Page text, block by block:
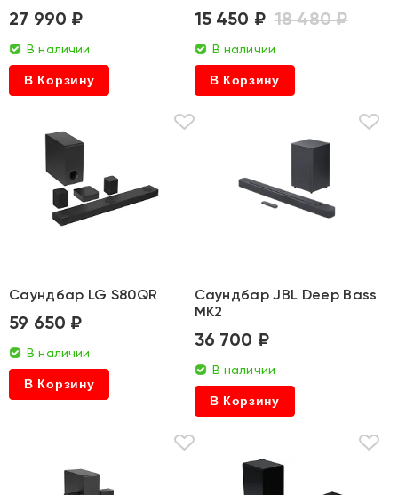
27 990 ₽
В наличии
В Корзину
15 450 ₽ 18 480 ₽
В наличии
В Корзину
Саундбар LG S80QR
59 650 ₽
В наличии
В Корзину
Саундбар JBL Deep Bass
MK2
36 700 ₽
В наличии
В Корзину